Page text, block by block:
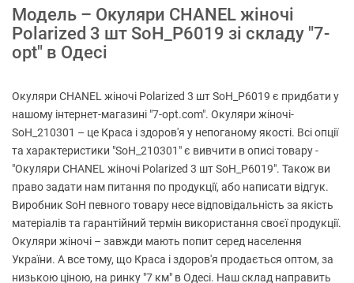
Модель – Окуляри CHANEL жіночі
Polarized 3 шт SoH_P6019 зі складу "7-
opt" в Одесі
Окуляри CHANEL жіночі Polarized 3 шт SoH_P6019 є придбати у
нашому інтернет-магазині "7-opt.com". Окуляри жіночі-
SoH_210301 – це Краса і здоров'я у непоганому якості. Всі опції
та характеристики "SoH_210301" є вивчити в описі товару -
"Окуляри CHANEL жіночі Polarized 3 шт SoH_P6019". Також ви
право задати нам питання по продукції, або написати відгук.
Виробник SoH певного товару несе відповідальність за якість
матеріалів та гарантійний термін використання своєї продукції.
Окуляри жіночі – завжди мають попит серед населення
України. А все тому, що Краса і здоров'я продається оптом, за
низькою ціною, на ринку "7 км" в Одесі. Наш склад направить